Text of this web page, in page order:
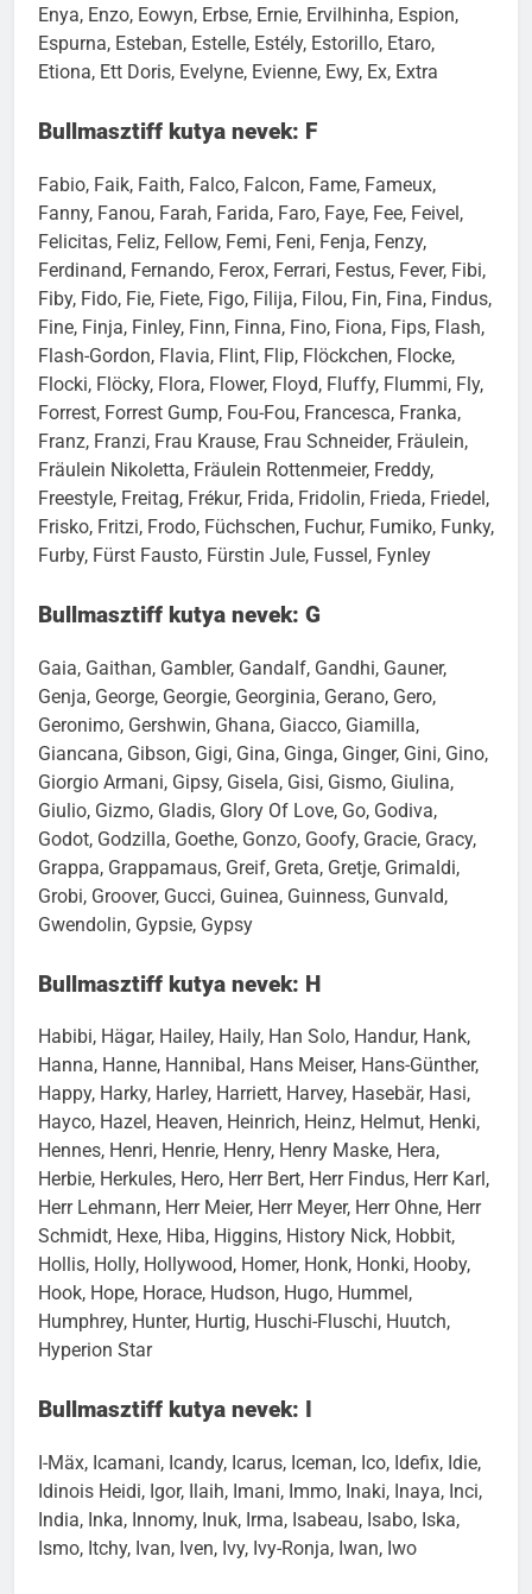
Enya, Enzo, Eowyn, Erbse, Ernie, Ervilhinha, Espion,
Espurna, Esteban, Estelle, Estély, Estorillo, Etaro,
Etiona, Ett Doris, Evelyne, Evienne, Ewy, Ex, Extra
Bullmasztiff kutya nevek: F
Fabio, Faik, Faith, Falco, Falcon, Fame, Fameux,
Fanny, Fanou, Farah, Farida, Faro, Faye, Fee, Feivel,
Felicitas, Feliz, Fellow, Femi, Feni, Fenja, Fenzy,
Ferdinand, Fernando, Ferox, Ferrari, Festus, Fever, Fibi,
Fiby, Fido, Fie, Fiete, Figo, Filija, Filou, Fin, Fina, Findus,
Fine, Finja, Finley, Finn, Finna, Fino, Fiona, Fips, Flash,
Flash-Gordon, Flavia, Flint, Flip, Flöckchen, Flocke,
Flocki, Flöcky, Flora, Flower, Floyd, Fluffy, Flummi, Fly,
Forrest, Forrest Gump, Fou-Fou, Francesca, Franka,
Franz, Franzi, Frau Krause, Frau Schneider, Fräulein,
Fräulein Nikoletta, Fräulein Rottenmeier, Freddy,
Freestyle, Freitag, Frékur, Frida, Fridolin, Frieda, Friedel,
Frisko, Fritzi, Frodo, Füchschen, Fuchur, Fumiko, Funky,
Furby, Fürst Fausto, Fürstin Jule, Fussel, Fynley
Bullmasztiff kutya nevek: G
Gaia, Gaithan, Gambler, Gandalf, Gandhi, Gauner,
Genja, George, Georgie, Georginia, Gerano, Gero,
Geronimo, Gershwin, Ghana, Giacco, Giamilla,
Giancana, Gibson, Gigi, Gina, Ginga, Ginger, Gini, Gino,
Giorgio Armani, Gipsy, Gisela, Gisi, Gismo, Giulina,
Giulio, Gizmo, Gladis, Glory Of Love, Go, Godiva,
Godot, Godzilla, Goethe, Gonzo, Goofy, Gracie, Gracy,
Grappa, Grappamaus, Greif, Greta, Gretje, Grimaldi,
Grobi, Groover, Gucci, Guinea, Guinness, Gunvald,
Gwendolin, Gypsie, Gypsy
Bullmasztiff kutya nevek: H
Habibi, Hägar, Hailey, Haily, Han Solo, Handur, Hank,
Hanna, Hanne, Hannibal, Hans Meiser, Hans-Günther,
Happy, Harky, Harley, Harriett, Harvey, Hasebär, Hasi,
Hayco, Hazel, Heaven, Heinrich, Heinz, Helmut, Henki,
Hennes, Henri, Henrie, Henry, Henry Maske, Hera,
Herbie, Herkules, Hero, Herr Bert, Herr Findus, Herr Karl,
Herr Lehmann, Herr Meier, Herr Meyer, Herr Ohne, Herr
Schmidt, Hexe, Hiba, Higgins, History Nick, Hobbit,
Hollis, Holly, Hollywood, Homer, Honk, Honki, Hooby,
Hook, Hope, Horace, Hudson, Hugo, Hummel,
Humphrey, Hunter, Hurtig, Huschi-Fluschi, Huutch,
Hyperion Star
Bullmasztiff kutya nevek: I
I-Mäx, Icamani, Icandy, Icarus, Iceman, Ico, Idefix, Idie,
Idinois Heidi, Igor, Ilaih, Imani, Immo, Inaki, Inaya, Inci,
India, Inka, Innomy, Inuk, Irma, Isabeau, Isabo, Iska,
Ismo, Itchy, Ivan, Iven, Ivy, Ivy-Ronja, Iwan, Iwo